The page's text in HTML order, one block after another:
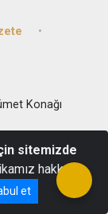
Konağı
sitemizde
hakkında
et